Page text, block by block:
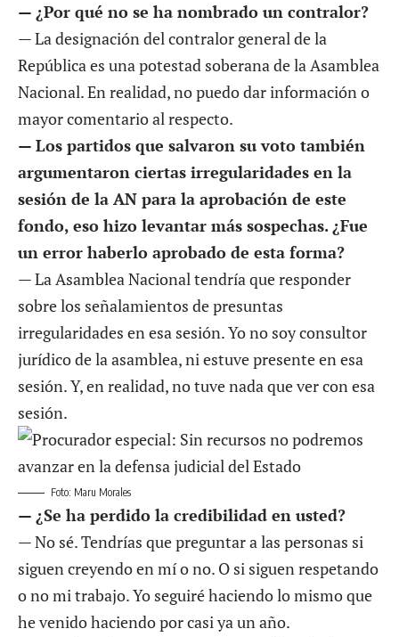
— ¿Por qué no se ha nombrado un contralor?
— La designación del contralor general de la
República es una potestad soberana de la Asamblea
Nacional. En realidad, no puedo dar información o
mayor comentario al respecto.
— Los partidos que salvaron su voto también
argumentaron ciertas irregularidades en la
sesión de la AN para la aprobación de este
fondo, eso hizo levantar más sospechas. ¿Fue
un error haberlo aprobado de esta forma?
— La Asamblea Nacional tendría que responder
sobre los señalamientos de presuntas
irregularidades en esa sesión. Yo no soy consultor
jurídico de la asamblea, ni estuve presente en esa
sesión. Y, en realidad, no tuve nada que ver con esa
sesión.
Foto: Maru Morales
— ¿Se ha perdido la credibilidad en usted?
— No sé. Tendrías que preguntar a las personas si
siguen creyendo en mí o no. O si siguen respetando
o no mi trabajo. Yo seguiré haciendo lo mismo que
he venido haciendo por casi ya un año.